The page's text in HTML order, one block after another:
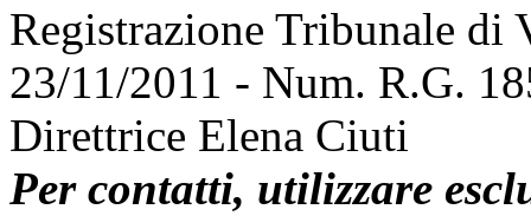
Registrazione Tribunale di
23/11/2011 - Num. R.G.
Direttrice Elena Ciuti
Per contatti, utilizzare